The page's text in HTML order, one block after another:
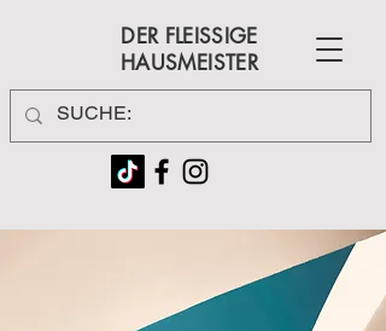
DER FLEISSIGE
HAUSMEISTER